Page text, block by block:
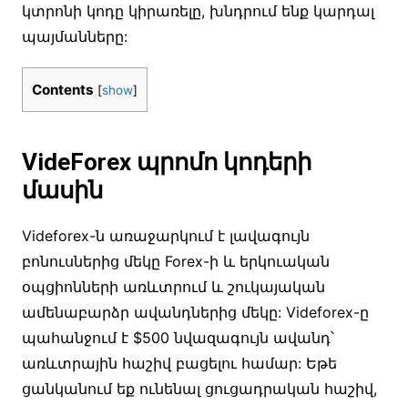
կտրոնի կոդը կիրառելը, խնդրում ենք կարդալ
պայմանները:
Contents [show]
VideForex պրոմո կոդերի
մասին
Videforex-ն առաջարկում է լավագույն
բոնուսներից մեկը Forex-ի և երկուական
օպցիոնների առևտրում և շուկայական
ամենաբարձր ավանդներից մեկը: Videforex-ը
պահանջում է $500 նվազագույն ավանդ՝
առևտրային հաշիվ բացելու համար: Եթե
ցանկանում եք ունենալ ցուցադրական հաշիվ,